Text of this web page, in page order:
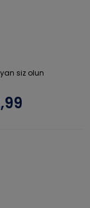
siz olun